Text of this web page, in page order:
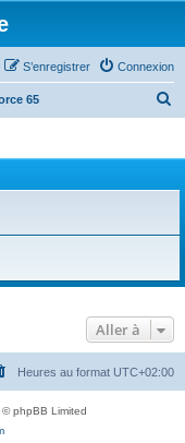
Connexion
S’enregistrer
65
h
Aller à
Heures au format UTC+02:00
phpBB Limited